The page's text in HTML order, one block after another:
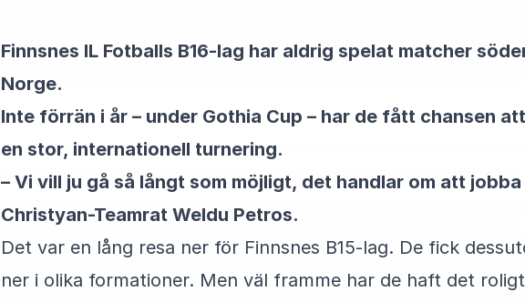
Finnsnes IL Fotballs B16-lag har aldrig spelat matcher
Norge.
Inte förrän i år – under Gothia Cup – har de fått chansen
en stor, internationell turnering.
– Vi vill ju gå så långt som möjligt, det handlar om att
Christyan-Teamrat Weldu Petros.
Det var en lång resa ner för Finnsnes B15-lag. De fick
ner i olika formationer. Men väl framme har de haft det